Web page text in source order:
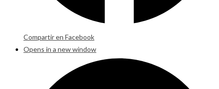
Compartir en Facebook
Opens in a new window